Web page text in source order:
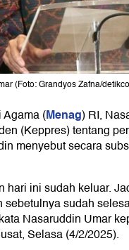
(Foto: Grandyos Zafna/
Agama (Menag) RI,
(Keppres) tentang
menyebut secara
hari ini sudah keluar.
sebetulnya sudah
Nasaruddin Umar
Selasa (4/2/2025).